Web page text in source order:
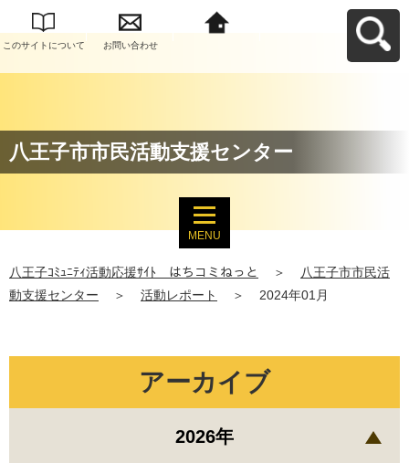
このサイトについて お問い合わせ
八王子市市民活動支援センター
MENU
八王子ｺﾐｭﾆﾃｨ活動応援ｻｲﾄ はちコミねっと ＞
八王子市市民活
動支援センター
＞ 活動レポート ＞ 2024年01月
アーカイブ
2026年